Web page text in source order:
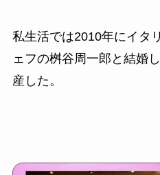
私生活では2010年にイタ
ェフの桝谷周一郎と結婚し
産した。